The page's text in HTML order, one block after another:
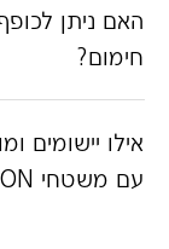
האם ניתן
חימום?
אילו יישומים
עם משטחי ICON?